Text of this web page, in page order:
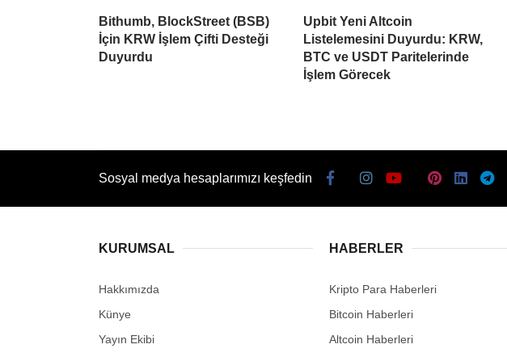
Bithumb, BlockStreet (BSB)
İçin KRW İşlem Çifti Desteği
Duyurdu
Upbit Yeni Altcoin
Listelemesini Duyurdu: KRW,
BTC ve USDT Paritelerinde
İşlem Görecek
Sosyal medya hesaplarımızı keşfedin
KURUMSAL
Hakkımızda
Künye
Yayın Ekibi
HABERLER
Kripto Para Haberleri
Bitcoin Haberleri
Altcoin Haberleri